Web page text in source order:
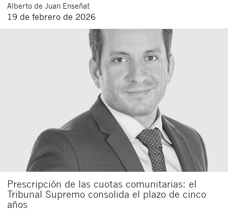
Alberto de Juan Enseñat
19 de febrero de 2026
Prescripción de las cuotas comunitarias: el
Tribunal Supremo consolida el plazo de cinco
años